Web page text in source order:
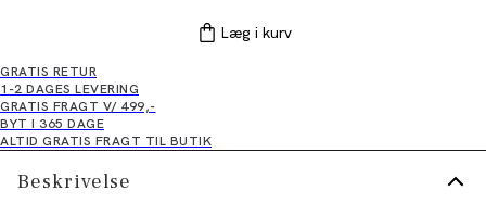
Læg i kurv
GRATIS RETUR
1-2 DAGES LEVERING
GRATIS FRAGT V/ 499,-
BYT I 365 DAGE
ALTID GRATIS FRAGT TIL BUTIK
Beskrivelse